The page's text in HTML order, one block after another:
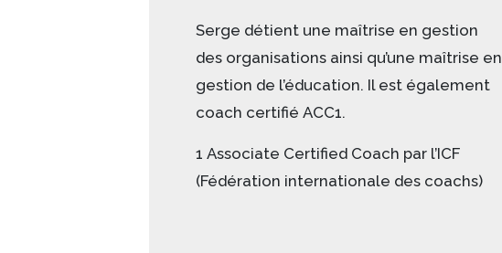
Serge détient une maîtrise en gestion
des organisations ainsi qu’une maîtrise en
gestion de l’éducation. Il est également
coach certifié ACC1.
1 Associate Certified Coach par l’ICF
(Fédération internationale des coachs)